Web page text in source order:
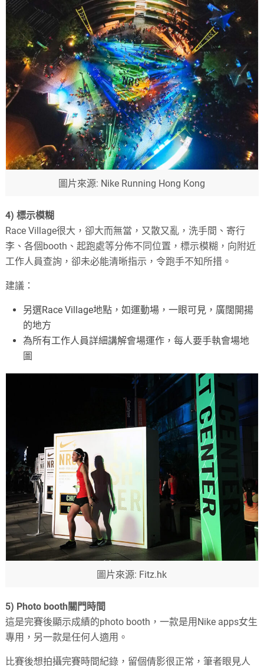
圖片來源: Nike Running Hong Kong
4)標示模糊
Race Village很大，卻大而無當，又散又亂，洗手間、寄行
李、各個booth 、起跑處等分佈不同位置，標示模糊，向附近
工作人員查詢，卻未必能清晰指示，令跑手不知所措。
建議：
另選Race Village地點，如運動場，一眼可見，廣闊開揚
的地方
為所有工作人員詳細講解會場運作，每人要手執會場地
圖
圖片來源: Fitz.hk
5) Photo booth 關門時間
這是完賽後顯示成績的photo booth ，一款是用 Nike apps女生
專用，另一款是任何人適用。
比賽後想拍攝完賽時間紀錄，留個倩影很正常，筆者眼見人